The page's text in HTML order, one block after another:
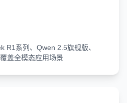
R1系列、Qwen 2.5旗舰版、
盖全模态应用场景